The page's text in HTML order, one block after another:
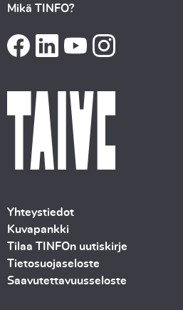
Mikä TINFO?
Yhteystiedot
Kuvapankki
Tilaa TINFOn uutiskirje
Tietosuojaseloste
Saavutettavuusseloste